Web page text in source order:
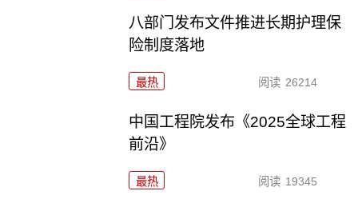
八部门发布文件推进长期护理保
险制度落地
最热 阅读 26214
中国工程院发布《2025全球工程
前沿》
最热 阅读 19345